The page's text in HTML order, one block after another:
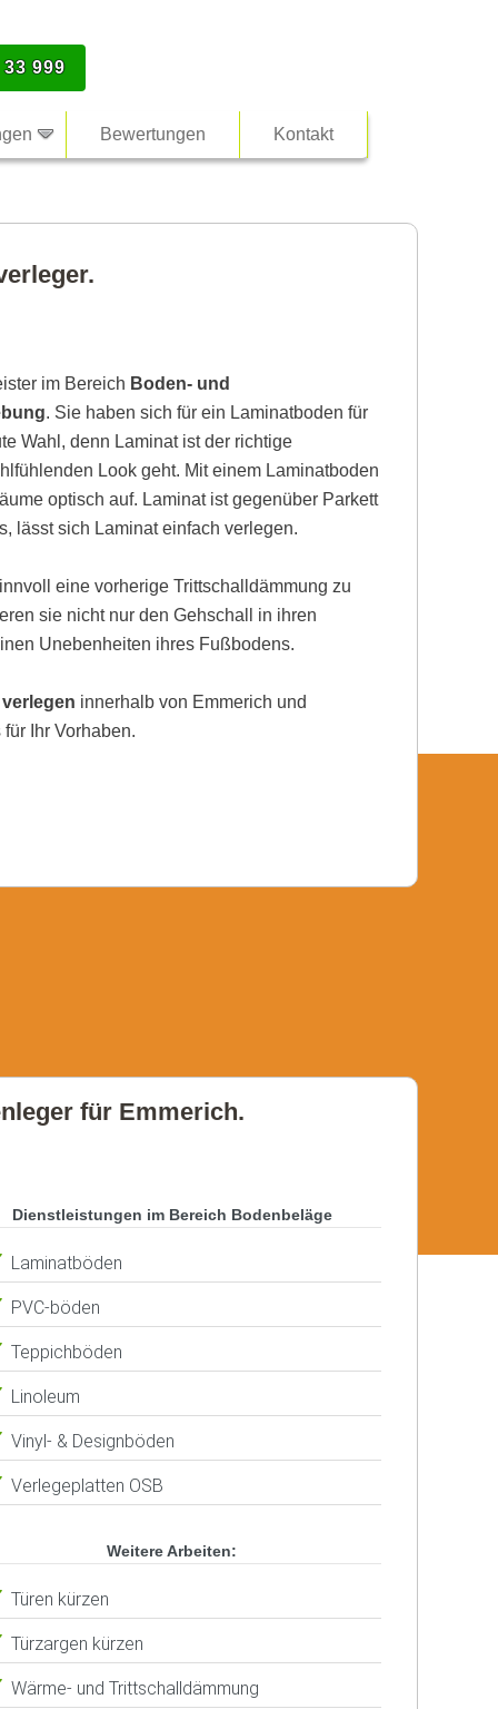
999
Bewertungen Kontakt
im Bereich Boden- und
. Sie haben sich für ein Laminatboden für
Wahl, denn Laminat ist der richtige
Look geht. Mit einem Laminatboden
optisch auf. Laminat ist gegenüber Parkett
lässt sich Laminat einfach verlegen.
eine vorherige Trittschalldämmung zu
sie nicht nur den Gehschall in ihren
Unebenheiten ihres Fußbodens.
innerhalb von Emmerich und
Ihr Vorhaben.
für Emmerich.
Dienstleistungen im Bereich Bodenbeläge
Laminatböden
PVC-böden
Teppichböden
Linoleum
Vinyl- & Designböden
Verlegeplatten OSB
Weitere Arbeiten:
Türen kürzen
Türzargen kürzen
Wärme- und Trittschalldämmung